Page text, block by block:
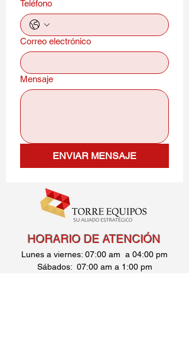
Teléfono
Correo electrónico
Mensaje
ENVIAR MENSAJE
HORARIO DE ATENCIÓN
Lunes a viernes: 07:00 am a 04:00 pm
Sábados: 07:00 am a 1:00 pm